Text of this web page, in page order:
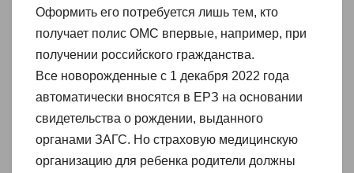
Оформить его потребуется лишь тем, кто
получает полис ОМС впервые, например, при
получении российского гражданства.
Все новорожденные с 1 декабря 2022 года
автоматически вносятся в ЕРЗ на основании
свидетельства о рождении, выданного
органами ЗАГС. Но страховую медицинскую
организацию для ребенка родители должны